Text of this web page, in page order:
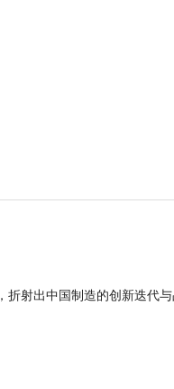
折射出中国制造的创新迭代